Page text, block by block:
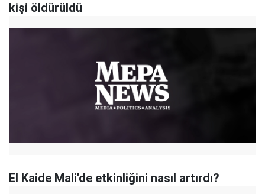
kişi öldürüldü
El Kaide Mali'de etkinliğini nasıl artırdı?